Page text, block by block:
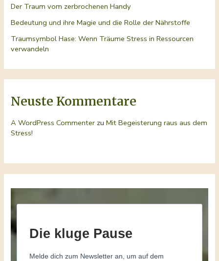
Der Traum vom zerbrochenen Handy
Bedeutung und ihre Magie und die Rolle der Nährstoffe
Traumsymbol Hase: Wenn Träume Stress in Ressourcen
verwandeln
Neuste Kommentare
A WordPress Commenter zuMit Begeisterung raus aus dem
Stress!
Die kluge Pause
Melde dich zum Newsletter an, um auf dem